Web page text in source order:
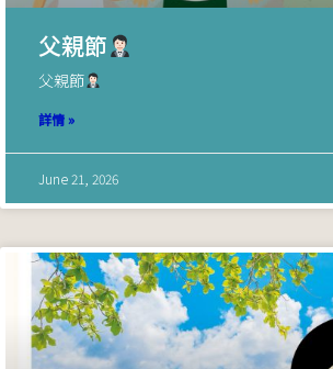
父親節
父親節
詳情 »
June 21, 2026